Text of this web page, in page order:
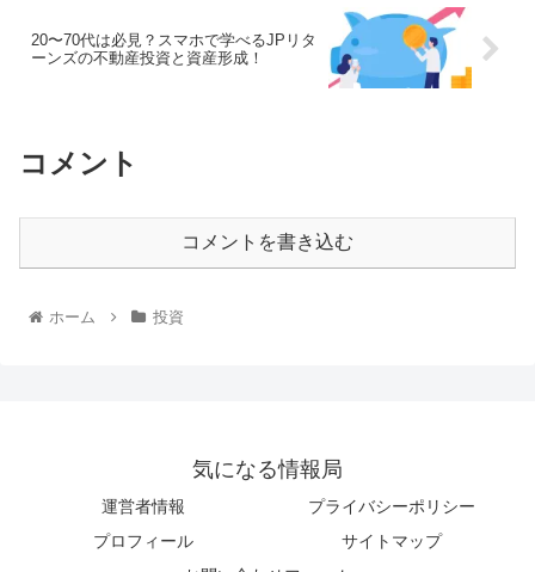
20〜70代は必見？スマホで学べるJPリタ
ーンズの不動産投資と資産形成！
コメント
コメントを書き込む
ホーム 投資
気になる情報局
運営者情報
プライバシーポリシー
プロフィール
サイトマップ